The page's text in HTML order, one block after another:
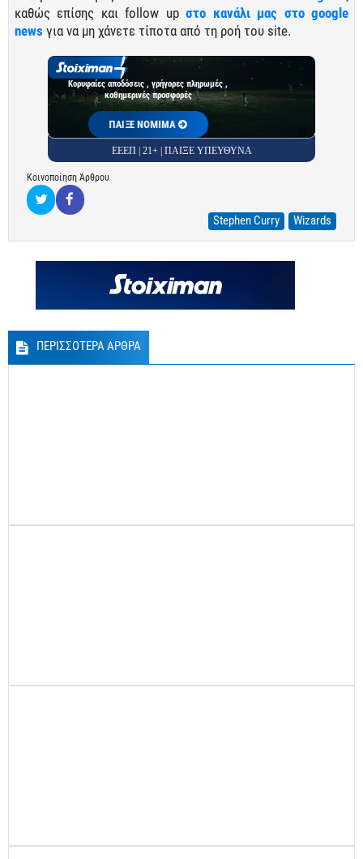
καθώς επίσης και follow upστο κανάλι μας στο google
news για να μη χάνετε τίποτα από τη ροή του site.
Κορυφαίες αποδόσεις , γρήγορες πληρωμές ,
καθημερινές προσφορές
ΠΑΙΞΕ ΝΟΜΙΜΑ
ΕΕΕΠ | 21+ | ΠΑΙΞΕ ΥΠΕΥΘΥΝΑ
Κοινοποίηση Άρθρου
Stephen Curry Wizards
ΠΕΡΙΣΣΟΤΕΡΑ ΑΡΘΡΑ